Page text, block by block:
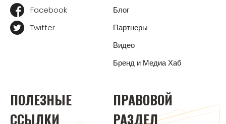
Facebook
Twitter
Блог
Партнеры
Видео
Бренд и Медиа Хаб
ПОЛЕЗНЫЕ
ССЫЛКИ
ПРАВОВОЙ
РАЗДЕЛ